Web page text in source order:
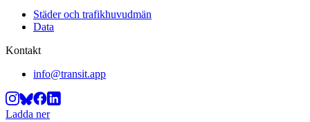
Städer och trafikhuvudmän
Data
Kontakt
info@transit.app
Ladda ner